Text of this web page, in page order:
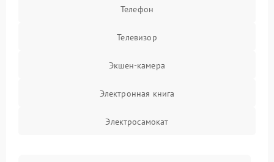
Телефон
Телевизор
Экшен-камера
Электронная книга
Электросамокат